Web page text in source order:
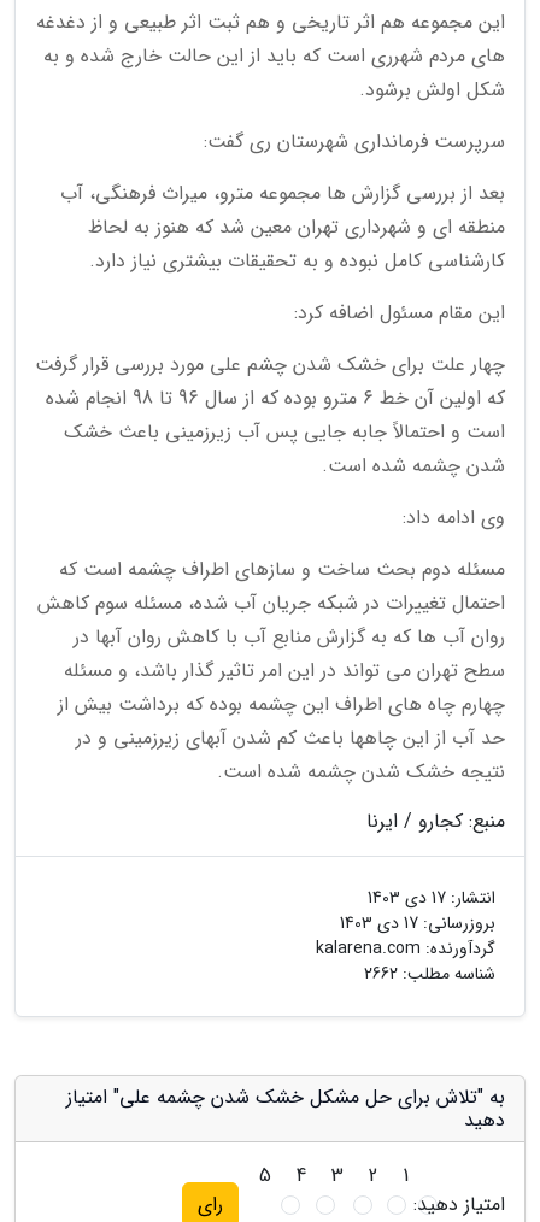
این مجموعه هم اثر تاریخی و هم ثبت اثر طبیعی و از دغدغه
های مردم شهرری است که باید از این حالت خارج شده و به
شکل اولش برشود.
سرپرست فرمانداری شهرستان ری گفت:
بعد از بررسی گزارش ها مجموعه مترو، میراث فرهنگی، آب
منطقه ای و شهرداری تهران معین شد که هنوز به لحاظ
کارشناسی کامل نبوده و به تحقیقات بیشتری نیاز دارد.
این مقام مسئول اضافه کرد:
چهار علت برای خشک شدن چشم علی مورد بررسی قرار گرفت
که اولین آن خط 6 مترو بوده که از سال 96 تا 98 انجام شده
است و احتمالاً جابه جایی پس آب زیرزمینی باعث خشک
شدن چشمه شده است.
وی ادامه داد:
مسئله دوم بحث ساخت و سازهای اطراف چشمه است که
احتمال تغییرات در شبکه جریان آب شده، مسئله سوم کاهش
روان آب ها که به گزارش منابع آب با کاهش روان آبها در
سطح تهران می تواند در این امر تاثیر گذار باشد، و مسئله
چهارم چاه های اطراف این چشمه بوده که برداشت بیش از
حد آب از این چاهها باعث کم شدن آبهای زیرزمینی و در
نتیجه خشک شدن چشمه شده است.
منبع: کجارو / ایرنا
انتشار: 17 دی 1403
بروزرسانی: 17 دی 1403
گردآورنده: kalarena.com
شناسه مطلب: 2662
به "تلاش برای حل مشکل خشک شدن چشمه علی" امتیاز
دهید
امتیاز دهید:
1
2
3
4
5
رای